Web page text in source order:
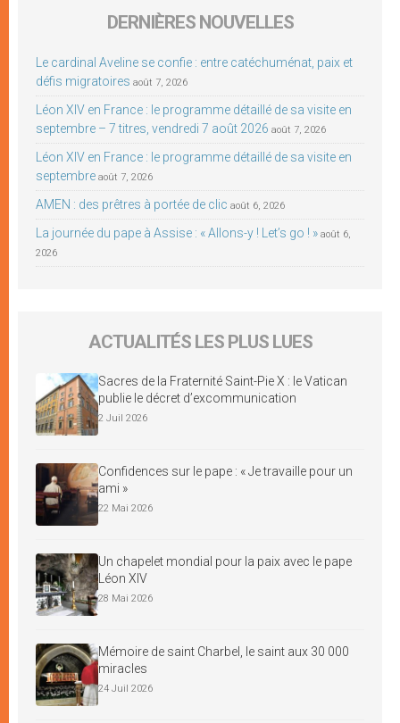
DERNIÈRES NOUVELLES
Le cardinal Aveline se confie : entre catéchuménat, paix et
défis migratoires août 7, 2026
Léon XIV en France : le programme détaillé de sa visite en
septembre – 7 titres, vendredi 7 août 2026 août 7, 2026
Léon XIV en France : le programme détaillé de sa visite en
septembre août 7, 2026
AMEN : des prêtres à portée de clic août 6, 2026
La journée du pape à Assise : « Allons-y ! Let’s go ! » août 6,
2026
ACTUALITÉS LES PLUS LUES
Sacres de la Fraternité Saint-Pie X : le Vatican
publie le décret d’excommunication
2 Juil 2026
Confidences sur le pape : « Je travaille pour un
ami »
22 Mai 2026
Un chapelet mondial pour la paix avec le pape
Léon XIV
28 Mai 2026
Mémoire de saint Charbel, le saint aux 30 000
miracles
24 Juil 2026